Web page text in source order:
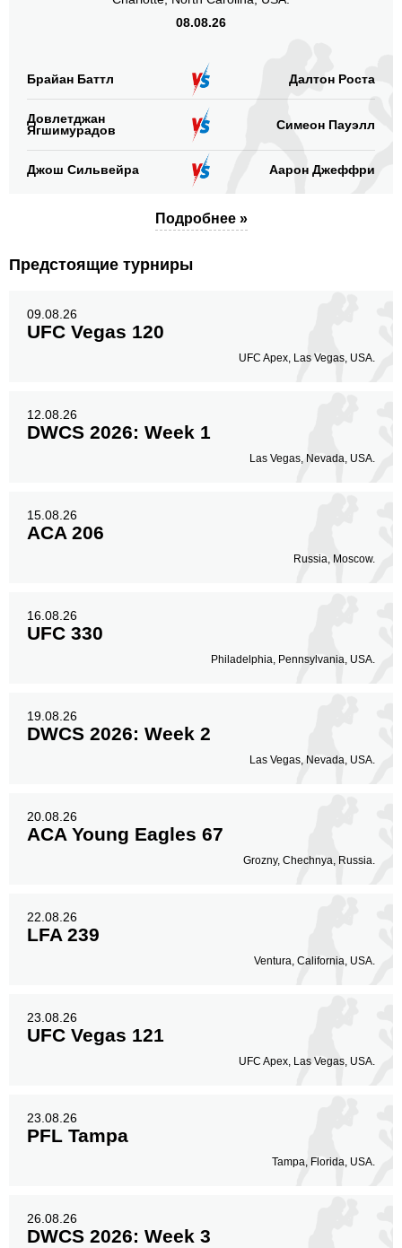
08.08.26
Брайан Баттл Далтон Роста
Довлетджан
Ягшимурадов
Симеон Пауэлл
Джош Сильвейра Аарон Джеффри
Подробнее »
Предстоящие турниры
09.08.26
UFC Vegas 120
UFC Apex, Las Vegas, USA.
12.08.26
DWCS 2026: Week 1
Las Vegas, Nevada, USA.
15.08.26
ACA 206
Russia, Moscow.
16.08.26
UFC 330
Philadelphia, Pennsylvania, USA.
19.08.26
DWCS 2026: Week 2
Las Vegas, Nevada, USA.
20.08.26
ACA Young Eagles 67
Grozny, Chechnya, Russia.
22.08.26
LFA 239
Ventura, California, USA.
23.08.26
UFC Vegas 121
UFC Apex, Las Vegas, USA.
23.08.26
PFL Tampa
Tampa, Florida, USA.
26.08.26
DWCS 2026: Week 3